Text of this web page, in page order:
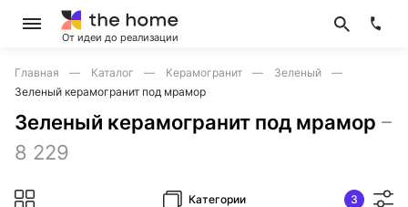
От идеи до реализации
Главная Каталог Керамогранит
Зеленый
Зеленый керамогранит под мрамор
Зеленый керамогранит под мрамор –
8 229
Категории 3